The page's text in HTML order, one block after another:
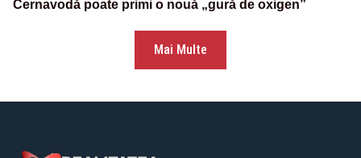
Cernavodă poate primi o nouă „gură de oxigen”
Mai Multe